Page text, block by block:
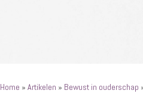
Home » Artikelen » Bewust in ouderschap